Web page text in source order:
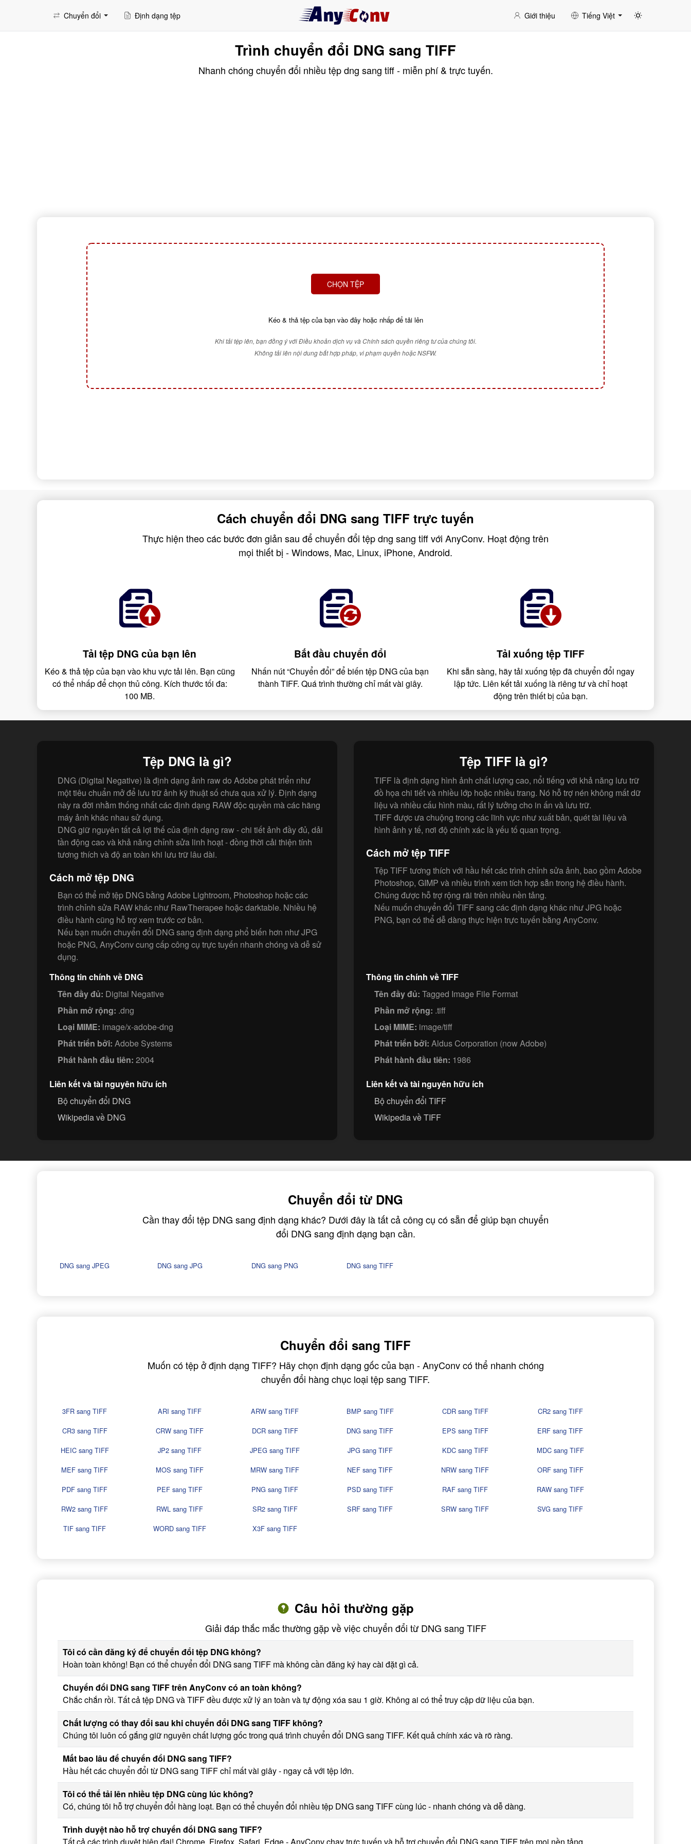
Chuyển đổi Định dạng tệp Giới thiệu Tiếng Việt
Trình chuyển đổi DNG sang TIFF
Nhanh chóng chuyển đổi nhiều tệp dng sang tiff - miễn phí & trực tuyến.
CHỌN TỆP
Kéo & thả tệp của bạn vào đây hoặc nhấp để tải lên
Khi tải tệp lên, bạn đồng ý với Điều khoản dịch vụ và Chính sách quyền riêng tư của chúng tôi.
Không tải lên nội dung bất hợp pháp, vi phạm quyền hoặc NSFW.
Cách chuyển đổi DNG sang TIFF trực tuyến
Thực hiện theo các bước đơn giản sau để chuyển đổi tệp dng sang tiff với AnyConv. Hoạt động trên
mọi thiết bị - Windows, Mac, Linux, iPhone, Android.
Tải tệp DNG của bạn lên
Kéo & thả tệp của bạn vào khu vực tải lên. Bạn cũng
có thể nhấp để chọn thủ công. Kích thước tối đa:
100 MB.
Bắt đầu chuyển đổi
Nhấn nút “Chuyển đổi” để biến tệp DNG của bạn
thành TIFF. Quá trình thường chỉ mất vài giây.
Tải xuống tệp TIFF
Khi sẵn sàng, hãy tải xuống tệp đã chuyển đổi ngay
lập tức. Liên kết tải xuống là riêng tư và chỉ hoạt
động trên thiết bị của bạn.
Tệp DNG là gì?
DNG (Digital Negative) là định dạng ảnh raw do Adobe phát triển như
một tiêu chuẩn mở để lưu trữ ảnh kỹ thuật số chưa qua xử lý. Định dạng
này ra đời nhằm thống nhất các định dạng RAW độc quyền mà các hãng
máy ảnh khác nhau sử dụng.
DNG giữ nguyên tất cả lợi thế của định dạng raw - chi tiết ảnh đầy đủ, dải
tần động cao và khả năng chỉnh sửa linh hoạt - đồng thời cải thiện tính
tương thích và độ an toàn khi lưu trữ lâu dài.
Cách mở tệp DNG
Bạn có thể mở tệp DNG bằng Adobe Lightroom, Photoshop hoặc các
trình chỉnh sửa RAW khác như RawTherapee hoặc darktable. Nhiều hệ
điều hành cũng hỗ trợ xem trước cơ bản.
Nếu bạn muốn chuyển đổi DNG sang định dạng phổ biến hơn như JPG
hoặc PNG, AnyConv cung cấp công cụ trực tuyến nhanh chóng và dễ sử
dụng.
Thông tin chính về DNG
Tên đầy đủ: Digital Negative
Phần mở rộng: .dng
Loại MIME: image/x-adobe-dng
Phát triển bởi: Adobe Systems
Phát hành đầu tiên: 2004
Liên kết và tài nguyên hữu ích
Bộ chuyển đổi DNG
Wikipedia về DNG
Tệp TIFF là gì?
TIFF là định dạng hình ảnh chất lượng cao, nổi tiếng với khả năng lưu trữ
đồ họa chi tiết và nhiều lớp hoặc nhiều trang. Nó hỗ trợ nén không mất dữ
liệu và nhiều cấu hình màu, rất lý tưởng cho in ấn và lưu trữ.
TIFF được ưa chuộng trong các lĩnh vực như xuất bản, quét tài liệu và
hình ảnh y tế, nơi độ chính xác là yếu tố quan trọng.
Cách mở tệp TIFF
Tệp TIFF tương thích với hầu hết các trình chỉnh sửa ảnh, bao gồm Adobe
Photoshop, GIMP và nhiều trình xem tích hợp sẵn trong hệ điều hành.
Chúng được hỗ trợ rộng rãi trên nhiều nền tảng.
Nếu muốn chuyển đổi TIFF sang các định dạng khác như JPG hoặc
PNG, bạn có thể dễ dàng thực hiện trực tuyến bằng AnyConv.
Thông tin chính về TIFF
Tên đầy đủ: Tagged Image File Format
Phần mở rộng: .tiff
Loại MIME: image/tiff
Phát triển bởi: Aldus Corporation (now Adobe)
Phát hành đầu tiên: 1986
Liên kết và tài nguyên hữu ích
Bộ chuyển đổi TIFF
Wikipedia về TIFF
Chuyển đổi từ DNG
Cần thay đổi tệp DNG sang định dạng khác? Dưới đây là tất cả công cụ có sẵn để giúp bạn chuyển
đổi DNG sang định dạng bạn cần.
DNG sang JPEG DNG sang JPG DNG sang PNG DNG sang TIFF
Chuyển đổi sang TIFF
Muốn có tệp ở định dạng TIFF? Hãy chọn định dạng gốc của bạn - AnyConv có thể nhanh chóng
chuyển đổi hàng chục loại tệp sang TIFF.
3FR sang TIFF ARI sang TIFF ARW sang TIFF BMP sang TIFF CDR sang TIFF
CR2 sang TIFF
CR3 sang TIFF
CRW sang TIFF DCR sang TIFF DNG sang TIFF EPS sang TIFF
ERF sang TIFF
HEIC sang TIFF
JP2 sang TIFF JPEG sang TIFF JPG sang TIFF KDC sang TIFF
MDC sang TIFF
MEF sang TIFF
MOS sang TIFF MRW sang TIFF NEF sang TIFF NRW sang TIFF
ORF sang TIFF
PDF sang TIFF
PEF sang TIFF PNG sang TIFF PSD sang TIFF RAF sang TIFF
RAW sang TIFF
RW2 sang TIFF
RWL sang TIFF SR2 sang TIFF SRF sang TIFF SRW sang TIFF
SVG sang TIFF
TIF sang TIFF
WORD sang TIFF X3F sang TIFF
Câu hỏi thường gặp
Giải đáp thắc mắc thường gặp về việc chuyển đổi từ DNG sang TIFF
Tôi có cần đăng ký để chuyển đổi tệp DNG không?
Hoàn toàn không! Bạn có thể chuyển đổi DNG sang TIFF mà không cần đăng ký hay cài đặt gì cả.
Chuyển đổi DNG sang TIFF trên AnyConv có an toàn không?
Chắc chắn rồi. Tất cả tệp DNG và TIFF đều được xử lý an toàn và tự động xóa sau 1 giờ. Không ai có thể truy cập dữ liệu của bạn.
Chất lượng có thay đổi sau khi chuyển đổi DNG sang TIFF không?
Chúng tôi luôn cố gắng giữ nguyên chất lượng gốc trong quá trình chuyển đổi DNG sang TIFF. Kết quả chính xác và rõ ràng.
Mất bao lâu để chuyển đổi DNG sang TIFF?
Hầu hết các chuyển đổi từ DNG sang TIFF chỉ mất vài giây - ngay cả với tệp lớn.
Tôi có thể tải lên nhiều tệp DNG cùng lúc không?
Có, chúng tôi hỗ trợ chuyển đổi hàng loạt. Bạn có thể chuyển đổi nhiều tệp DNG sang TIFF cùng lúc - nhanh chóng và dễ dàng.
Trình duyệt nào hỗ trợ chuyển đổi DNG sang TIFF?